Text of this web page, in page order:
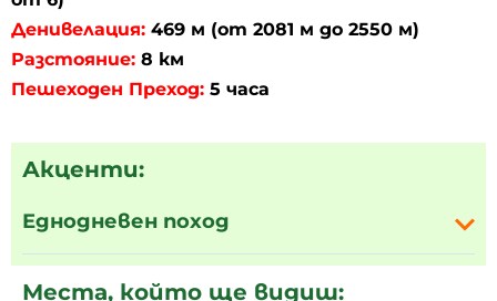
Денивелация: 469 м (от 2081 м до 2550 м)
Разстояние: 8 км
Пешеходен Преход: 5 часа
Акценти:
Еднодневен поход
Места, който ще видиш: